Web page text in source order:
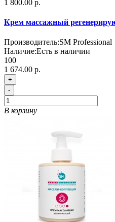
1 800.00 р.
Крем массажный
Производитель:SM Professional
Наличие:Есть в наличии
100
1 674.00 р.
+
-
В корзину